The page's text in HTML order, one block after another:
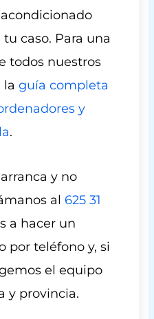
caso. Para una
todos nuestros
laguía completa
y
.
y no
al 625 31
a hacer un
por teléfono y, si
el equipo
y provincia.